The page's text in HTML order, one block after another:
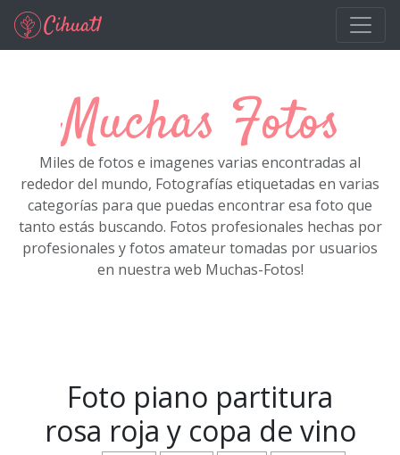
Ir al contenido principal
Muchas Fotos
Miles de fotos e imagenes varias encontradas al
rededor del mundo, Fotografías etiquetadas en varias
categorías para que puedas encontrar esa foto que
tanto estás buscando. Fotos profesionales hechas por
profesionales y fotos amateur tomadas por usuarios
en nuestra web Muchas-Fotos!
Foto piano partitura
rosa roja y copa de vino